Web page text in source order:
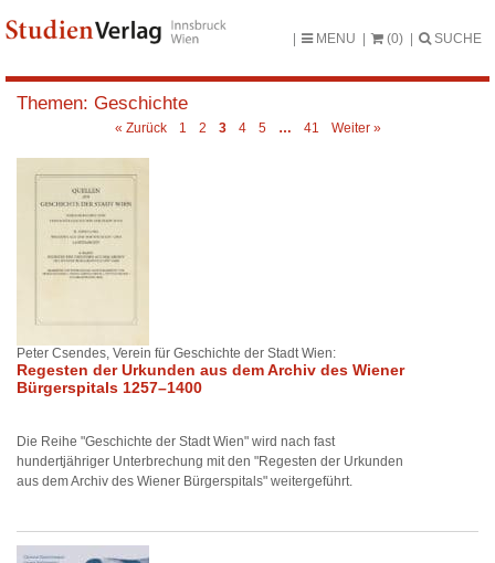
MENU (0) SUCHE
Themen: Geschichte
« Zurück 1 2 3 4 5 … 41 Weiter »
Peter Csendes, Verein für Geschichte der Stadt Wien:
Regesten der Urkunden aus dem Archiv des Wiener
Bürgerspitals 1257–1400
Die Reihe "Geschichte der Stadt Wien" wird nach fast
hundertjähriger Unterbrechung mit den "Regesten der Urkunden
aus dem Archiv des Wiener Bürgerspitals" weitergeführt.